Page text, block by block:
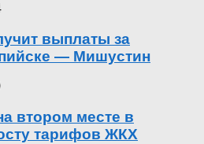
выплаты за
— Мишустин
втором месте в
тарифов ЖКХ